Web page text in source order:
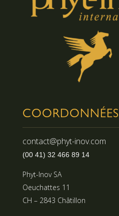
COORDONNÉES
contact@phyt-inov.com
(00 41) 32 466 89 14
Phyt-Inov SA
Oeuchattes 11
CH – 2843 Châtillon